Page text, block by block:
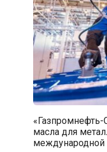
масла для
международной